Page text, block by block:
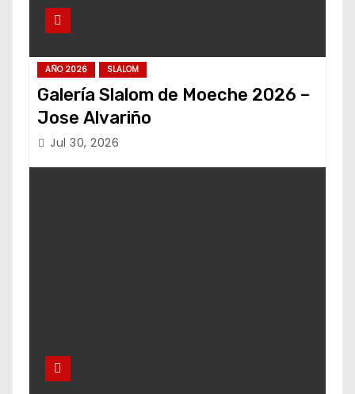
AÑO 2026 SLALOM
Galería Slalom de Moeche 2026 –
Jose Alvariño
Jul 30, 2026